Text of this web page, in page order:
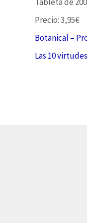
Precio: 3,95€
Botanical –
Las 10